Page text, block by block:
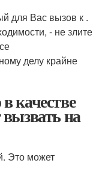
для Вас вызов к .
- не злите
делу крайне
качестве
на
Это может